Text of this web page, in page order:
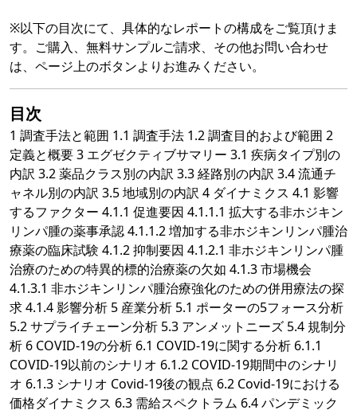
※以下の目次にて、具体的なレポートの構成をご覧頂けま
す。ご購入、無料サンプルご請求、その他お問い合わせ
は、ページ上のボタンよりお進みください。
目次
1 調査手法と範囲 1.1 調査手法 1.2 調査目的および範囲 2
定義と概要 3 エグゼクティブサマリー 3.1 疾病タイプ別の
内訳 3.2 薬品クラス別の内訳 3.3 経路別の内訳 3.4 流通チ
ャネル別の内訳 3.5 地域別の内訳 4 ダイナミクス 4.1 影響
するファクター 4.1.1 促進要因 4.1.1.1 拡大する非ホジキン
リンパ腫の薬事承認 4.1.1.2 増加する非ホジキンリンパ腫治
療薬の臨床試験 4.1.2 抑制要因 4.1.2.1 非ホジキンリンパ腫
治療のための特異的標的治療薬の欠如 4.1.3 市場機会
4.1.3.1 非ホジキンリンパ腫治療強化のための併用療法の探
求 4.1.4 影響分析 5 産業分析 5.1 ポーターの5フォース分析
5.2 サプライチェーン分析 5.3 アンメットニーズ 5.4 規制分
析 6 COVID-19の分析 6.1 COVID-19に関する分析 6.1.1
COVID-19以前のシナリオ 6.1.2 COVID-19期間中のシナリ
オ 6.1.3 シナリオ Covid-19後の観点 6.2 Covid-19における
価格ダイナミクス 6.3 需給スペクトラム 6.4 パンデミック